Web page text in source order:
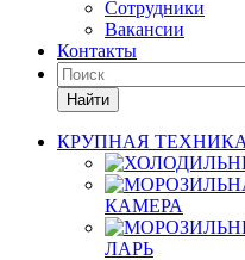
Сотрудники
Вакансии
Контакты
Найти
КРУПНАЯ
КАМЕРА
ЛАРЬ